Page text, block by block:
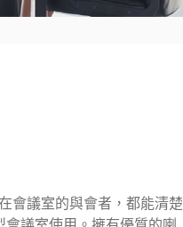
會議室的與會者，都能清楚